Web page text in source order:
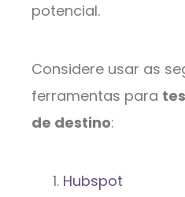
potencial.
Considere usar as
ferramentas para
de destino:
Hubspot